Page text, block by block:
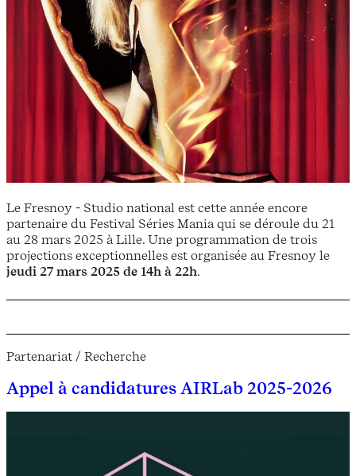
Le Fresnoy - Studio national est cette année encore
partenaire du Festival Séries Mania qui se déroule du 21
au 28 mars 2025 à Lille. Une programmation de trois
projections exceptionnelles est organisée au Fresnoy le
jeudi 27 mars 2025 de 14h à 22h.
Partenariat / Recherche
Appel à candidatures AIRLab 2025-2026